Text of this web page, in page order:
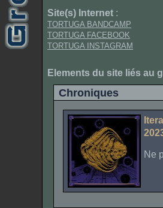
Site(s) Internet :
TORTUGA BANDCAMP
TORTUGA FACEBOOK
TORTUGA INSTAGRAM
Elements du site liés au
Chroniques
Ne